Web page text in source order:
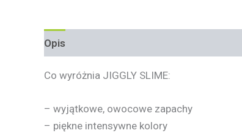
Opis
Co wyróżnia JIGGLY SLIME:
– wyjątkowe, owocowe zapachy
– piękne intensywne kolory